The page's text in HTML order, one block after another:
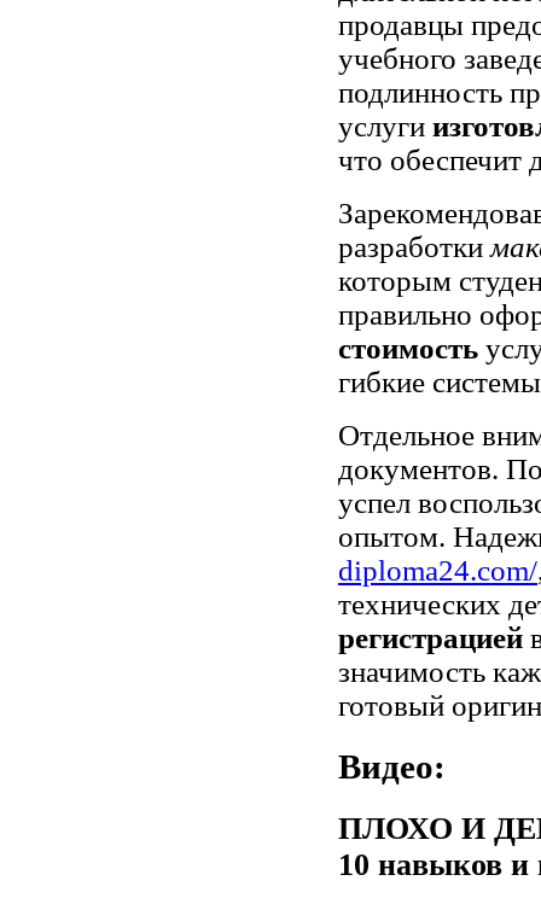
продавцы
учебного
подлинность
услуги
что обеспечит
разработки
которым
правильно
стоимость
гибкие
Отдельное
документов.
успел
опытом.
diploma24.com/
технических
регистрацией
значимость
готовый
Видео:
ПЛОХО И
10 навыков и